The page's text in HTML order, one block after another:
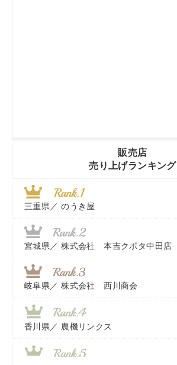
販売店
売り上げランキング
三重県／ のうき屋
宮城県／ 株式会社 本吉クボタ中田店
岐阜県／ 株式会社 西川商会
香川県／ 農機リンクス